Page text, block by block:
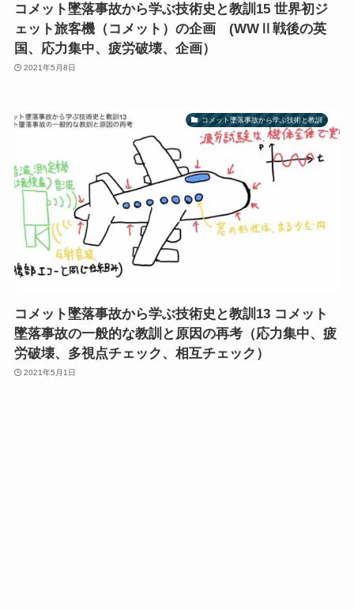
コメット墜落事故から学ぶ技術史と教訓15 世界初ジ
ェット旅客機（コメット）の企画 (WWⅡ戦後の英
国、応力集中、疲労破壊、企画）
2021年5月8日
コメット墜落事故から学ぶ技術と教訓
コメット墜落事故から学ぶ技術史と教訓13 コメット
墜落事故の一般的な教訓と原因の再考（応力集中、疲
労破壊、多視点チェック、相互チェック）
2021年5月1日